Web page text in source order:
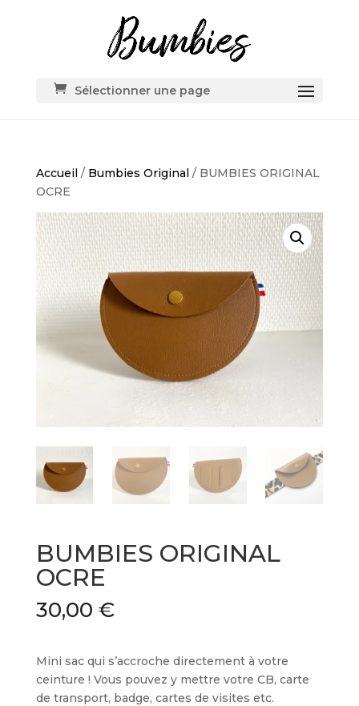
Sélectionner une page
Accueil/ Bumbies Original/ BUMBIES ORIGINAL
OCRE
BUMBIES ORIGINAL
OCRE
30,00 €
Mini sac qui s’accroche directement à votre
ceinture ! Vous pouvez y mettre votre CB, carte
de transport, badge, cartes de visites etc.